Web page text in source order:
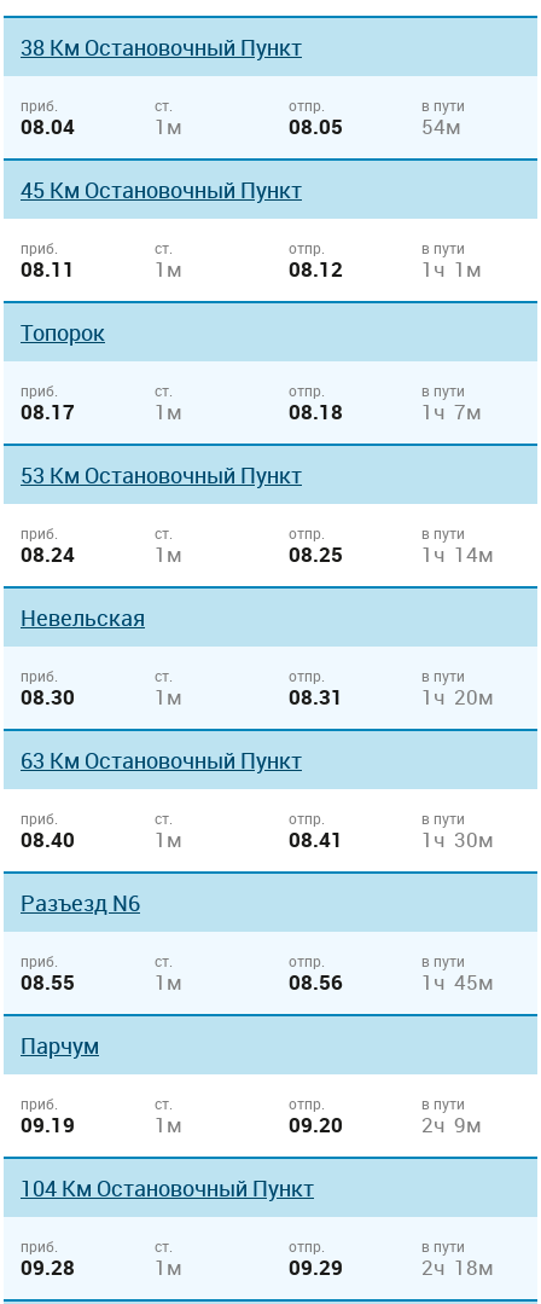
38 Км Остановочный Пункт
приб.
08.04
ст.
1м
отпр.
08.05
в пути
54м
45 Км Остановочный Пункт
приб.
08.11
ст.
1м
отпр.
08.12
в пути
1ч 1м
Топорок
приб.
08.17
ст.
1м
отпр.
08.18
в пути
1ч 7м
53 Км Остановочный Пункт
приб.
08.24
ст.
1м
отпр.
08.25
в пути
1ч 14м
Невельская
приб.
08.30
ст.
1м
отпр.
08.31
в пути
1ч 20м
63 Км Остановочный Пункт
приб.
08.40
ст.
1м
отпр.
08.41
в пути
1ч 30м
Разъезд N6
приб.
08.55
ст.
1м
отпр.
08.56
в пути
1ч 45м
Парчум
приб.
09.19
ст.
1м
отпр.
09.20
в пути
2ч 9м
104 Км Остановочный Пункт
приб.
09.28
ст.
1м
отпр.
09.29
в пути
2ч 18м